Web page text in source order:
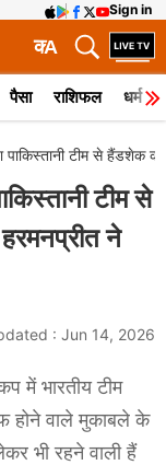
Sign in
A
क
पैसा राशिफल धर्म
टीम से हैंडशेक
टीम से
ने
: Jun 14, 2026
में भारतीय टीम
होने वाले मुकाबले के
भी रहने वाली हैं